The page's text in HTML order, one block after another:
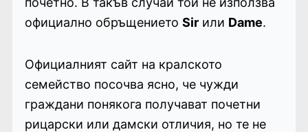
официално обръщението Sirили Dame.
Официалният сайт на кралското
семейство посочва ясно, че чужди
граждани понякога получават почетни
рицарски или дамски отличия, но те не